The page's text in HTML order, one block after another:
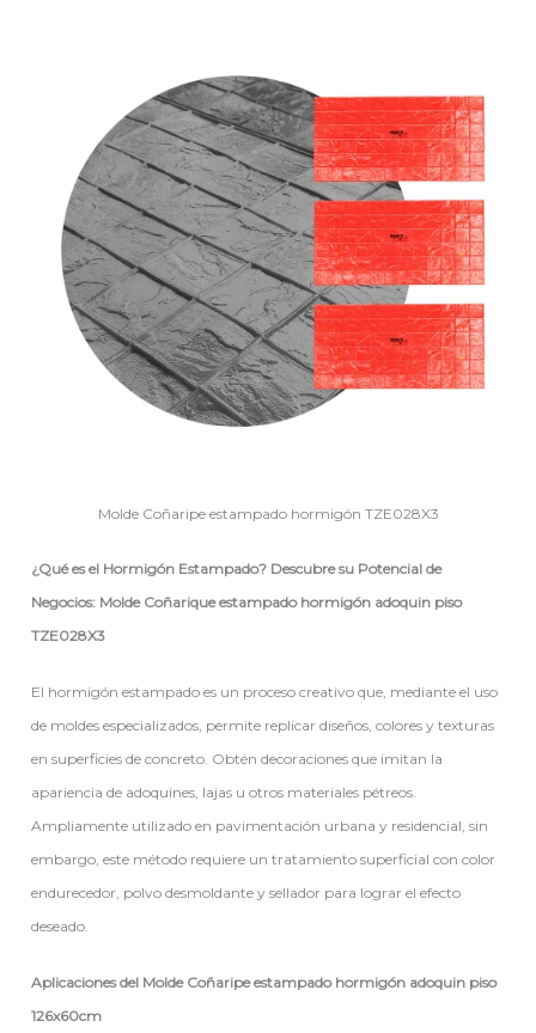
Molde Coñaripe estampado hormigón TZE028X3
¿Qué es el Hormigón Estampado? Descubre su Potencial de
Negocios: Molde Coñarique estampado hormigón adoquin piso
TZE028X3
El hormigón estampado es un proceso creativo que, mediante el uso
de moldes especializados, permite replicar diseños, colores y texturas
en superficies de concreto. Obtén decoraciones que imitan la
apariencia de adoquines, lajas u otros materiales pétreos.
Ampliamente utilizado en pavimentación urbana y residencial, sin
embargo, este método requiere un tratamiento superficial con color
endurecedor, polvo desmoldante y sellador para lograr el efecto
deseado.
Aplicaciones del Molde Coñaripeestampado hormigón adoquin piso
126x60cm